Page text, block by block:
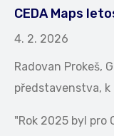
CEDA Maps
4. 2. 2026
Radovan Prokeš,
představenstva,
"Rok 2025 byl pro